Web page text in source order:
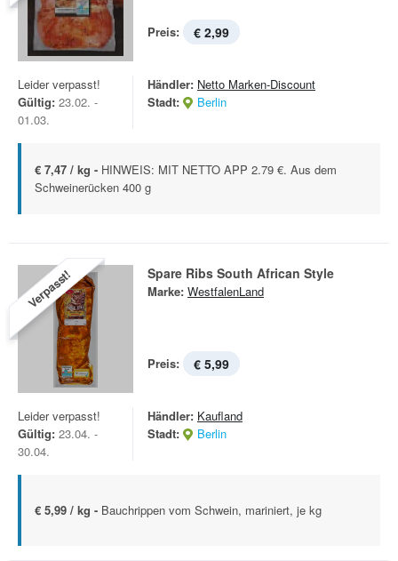
Preis: € 2,99
Leider verpasst!
Gültig: 23.02. -
01.03.
Händler: Netto Marken-Discount
Stadt:
Berlin
€ 7,47 / kg - HINWEIS: MIT NETTO APP 2.79 €. Aus dem
Schweinerücken 400 g
Verpasst! Spare Ribs South African Style
Marke: WestfalenLand
Preis: € 5,99
Leider verpasst!
Gültig: 23.04. -
30.04.
Händler: Kaufland
Stadt:
Berlin
€ 5,99 / kg - Bauchrippen vom Schwein, mariniert, je kg